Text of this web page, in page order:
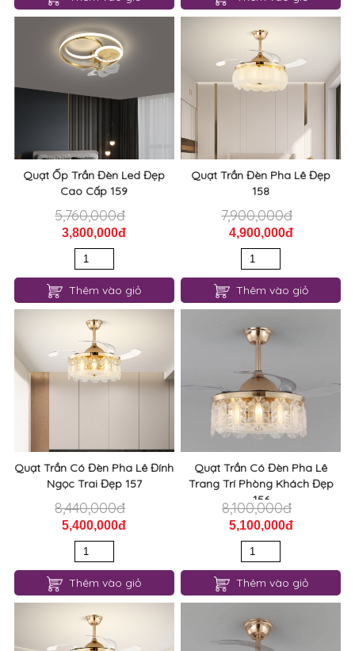
Quạt Ốp Trần Đèn Led Đẹp
Cao Cấp 159
5,760,000đ
3,800,000đ
Thêm vào giỏ
Quạt Trần Đèn Pha Lê Đẹp
158
7,900,000đ
4,900,000đ
Thêm vào giỏ
Quạt Trần Có Đèn Pha Lê Đính
Ngọc Trai Đẹp 157
8,440,000đ
5,400,000đ
Thêm vào giỏ
Quạt Trần Có Đèn Pha Lê
Trang Trí Phòng Khách Đẹp
156
8,100,000đ
5,100,000đ
Thêm vào giỏ